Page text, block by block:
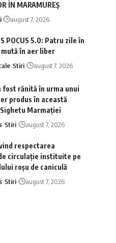
ÎN MARAMUREȘ
august 7, 2026
POCUS 5.0: Patru zile în
în aer liber
Stiri august 7, 2026
fost rănită în urma unui
produs în această
Marmației
Stiri august 7, 2026
respectarea
circulație instituite pe
roșu de caniculă
Stiri august 7, 2026